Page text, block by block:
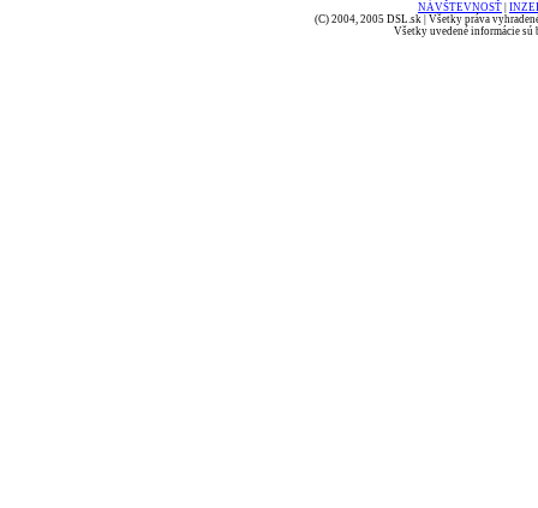
NÁVŠTEVNOSŤ
(C) 2004, 2005 DSL.sk | Všetky práva
Všetky uvedené informácie sú